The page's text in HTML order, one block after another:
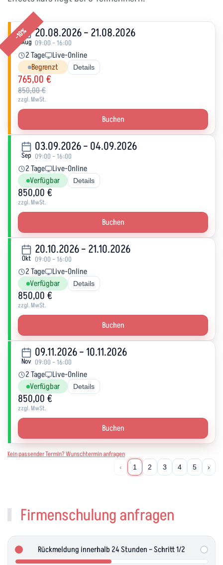
-10%
Aug
20.08.2026 – 21.08.2026
09:00 – 16:00
2 Tage
Live-Online
Begrenzt
Details
765,00 €
850,00 €
zzgl. MwSt.
Buchen
Sep
03.09.2026 – 04.09.2026
09:00 – 16:00
2 Tage
Live-Online
Verfügbar
Details
850,00 €
zzgl. MwSt.
Buchen
Okt
20.10.2026 – 21.10.2026
09:00 – 16:00
2 Tage
Live-Online
Verfügbar
Details
850,00 €
zzgl. MwSt.
Buchen
Nov
09.11.2026 – 10.11.2026
09:00 – 16:00
2 Tage
Live-Online
Verfügbar
Details
850,00 €
zzgl. MwSt.
Buchen
Kein passender Termin? Wunschtermin anfragen
‹ 1 2 3 4 5 ›
Firmenschulung anfragen
Rückmeldung innerhalb 24 Stunden – Schritt 1/2